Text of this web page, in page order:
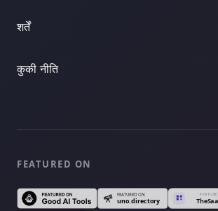
शर्तें
कुकी नीति
FEATURED ON